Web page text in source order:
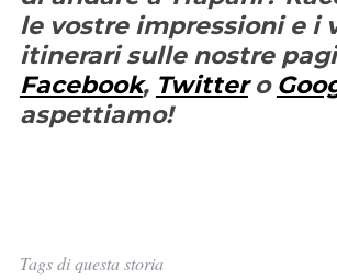
le vostre impressioni e i
itinerari sulle nostre
Facebook, Twittero
aspettiamo!
Tags di questa storia